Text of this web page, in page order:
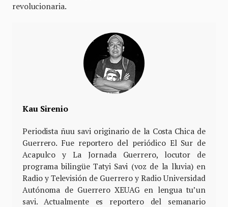
revolucionaria.
Kau Sirenio
Periodista ñuu savi originario de la Costa Chica de
Guerrero. Fue reportero del periódico El Sur de
Acapulco y La Jornada Guerrero, locutor de
programa bilingüe Tatyi Savi (voz de la lluvia) en
Radio y Televisión de Guerrero y Radio Universidad
Autónoma de Guerrero XEUAG en lengua tu’un
savi. Actualmente es reportero del semanario